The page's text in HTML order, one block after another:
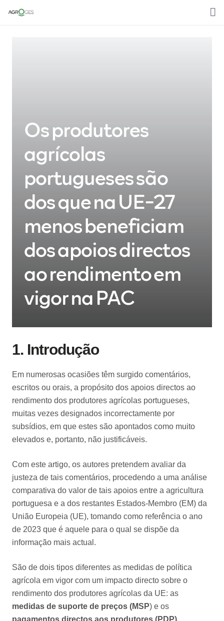
Clientes
Contactos
Português
Os produtores
agrícolas
portugueses são
dos que na UE-27
menos beneficiam
dos apoios directos
ao rendimento em
vigor na PAC
1. Introdução
Em numerosas ocasiões têm surgido comentários,
escritos ou orais, a propósito dos apoios directos ao
rendimento dos produtores agrícolas portugueses,
muitas vezes designados incorrectamente por
subsídios, em que estes são apontados como muito
elevados e, portanto, não justificáveis.
Com este artigo, os autores pretendem avaliar da
justeza de tais comentários, procedendo a uma análise
comparativa do valor de tais apoios entre a agricultura
portuguesa e a dos restantes Estados-Membro (EM) da
União Europeia (UE), tomando como referência o ano
de 2023 que é aquele para o qual se dispõe da
informação mais actual.
São de dois tipos diferentes as medidas de política
agrícola em vigor com um impacto directo sobre o
rendimento dos produtores agrícolas da UE: as
medidas de suporte de preços (MSP) e os
pagamentos directos aos produtores (PDP).